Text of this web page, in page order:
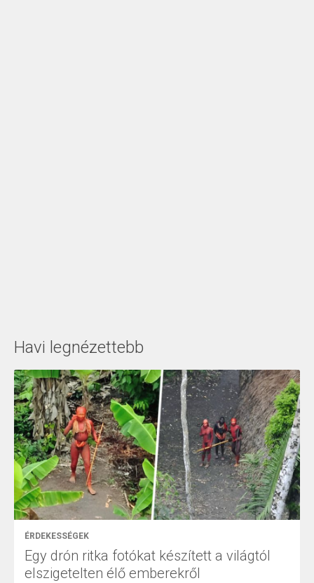
Havi legnézettebb
ÉRDEKESSÉGEK
Egy drón ritka fotókat készített a világtól
elszigetelten élő emberekről